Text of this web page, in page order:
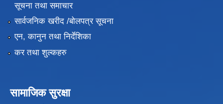
सूचना तथा समाचार
सार्वजनिक खरीद /बोलपत्र सूचना
एन, कानुन तथा निर्देशिका
कर तथा शुल्कहरु
सामाजिक सुरक्षा